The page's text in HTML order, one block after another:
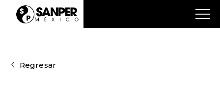
Regresar